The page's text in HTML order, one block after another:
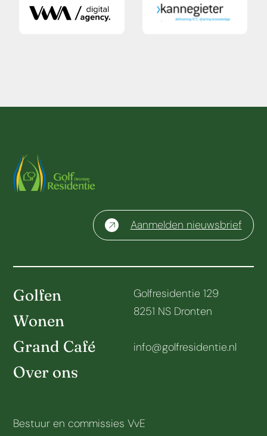
Aanmelden nieuwsbrief
Golfen
Wonen
Grand Café
Over ons
Golfresidentie 129
8251 NS Dronten
info@golfresidentie.nl
Bestuur en commissies VvE